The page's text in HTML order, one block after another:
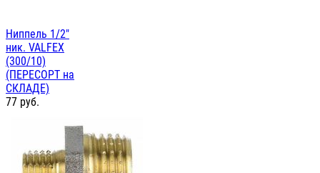
Ниппель 1/2"
ник. VALFEX
(300/10)
(ПЕРЕСОРТ на
СКЛАДЕ)
77 руб.